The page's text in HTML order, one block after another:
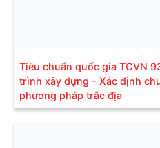
Tiêu chuẩn quốc gia TCVN
trình xây dựng - Xác định
phương pháp trắc địa